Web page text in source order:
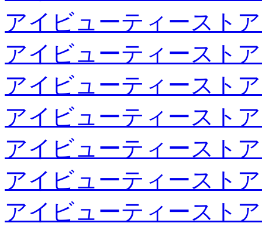
アイビューティースト
アイビューティースト
アイビューティースト
アイビューティースト
アイビューティースト
アイビューティースト
アイビューティースト